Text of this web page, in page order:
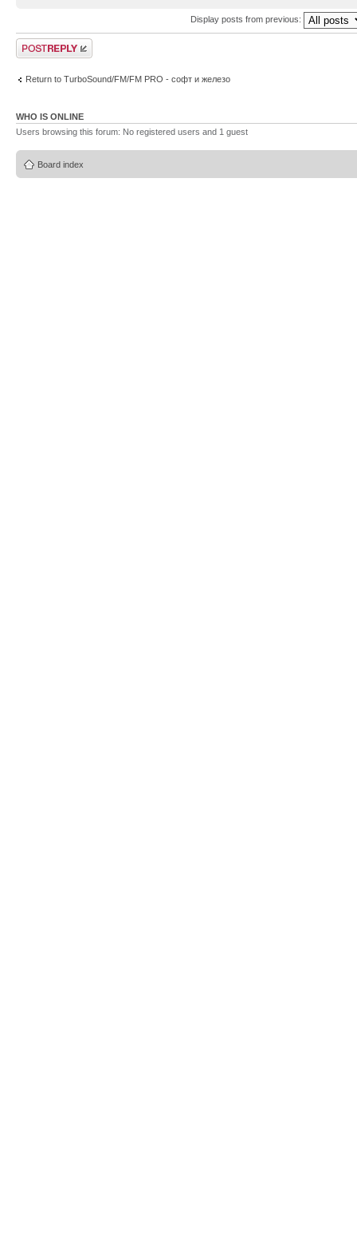
Display posts from previous:
Post a reply
Return to TurboSound/FM/FM PRO - софт и железо
WHO IS ONLINE
Users browsing this forum: No registered users and 1 guest
Board index